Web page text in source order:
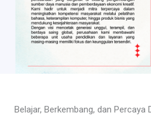
Belajar, Berkembang, dan Percaya